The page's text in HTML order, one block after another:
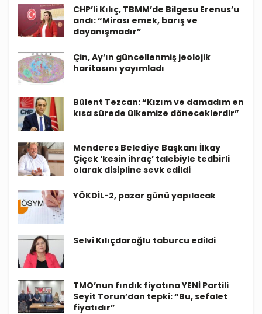
CHP’li Kılıç, TBMM’de Bilgesu Erenus’u
andı: “Mirası emek, barış ve
dayanışmadır”
Çin, Ay’ın güncellenmiş jeolojik
haritasını yayımladı
Bülent Tezcan: “Kızım ve damadım en
kısa sürede ülkemize döneceklerdir”
Menderes Belediye Başkanı İlkay
Çiçek ‘kesin ihraç’ talebiyle tedbirli
olarak disipline sevk edildi
YÖKDİL-2, pazar günü yapılacak
Selvi Kılıçdaroğlu taburcu edildi
TMO’nun fındık fiyatına YENİ Partili
Seyit Torun’dan tepki: “Bu, sefalet
fiyatıdır”